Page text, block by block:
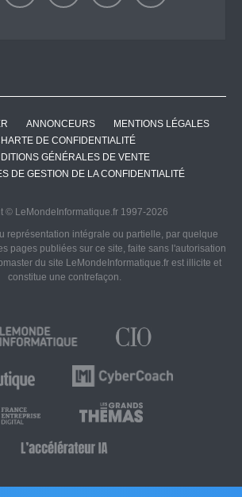
ANNONCEURS
MENTIONS LÉGALES
DE CONFIDENTIALITÉ
GÉNÉRALES DE VENTE
DE GESTION DE LA CONFIDENTIALITÉ
© LeMondeInformatique.fr 1997-2026
représentation intégrale ou partielle, par quelque
pages publiées sur ce site, faite sans l'autorisation
du site LeMondeInformatique.fr est illicite et
constitue une contrefaçon.